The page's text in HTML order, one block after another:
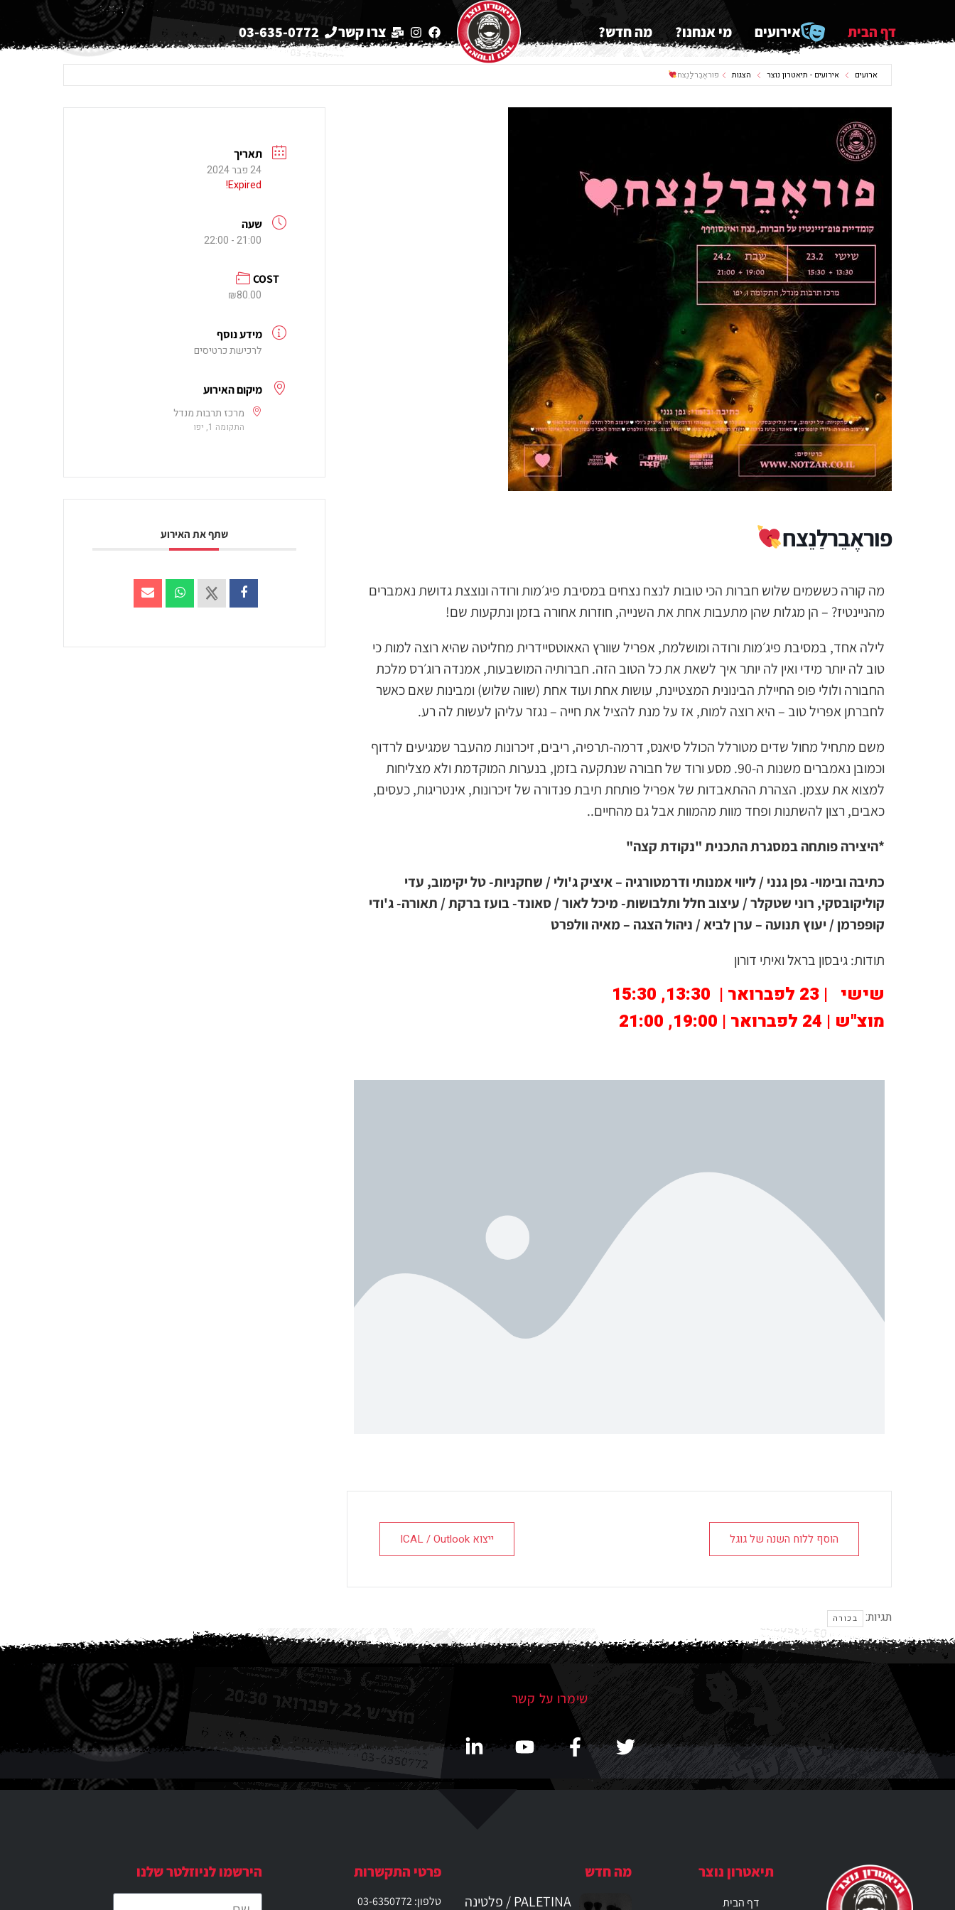
דף הבית אירועים מי אנחנו? מה חדש? צרו קשר 03-635-0772
ארועים אירועים - תיאטרון נוצר הצגות פוראֶבֵרלַנֵצח
פוראֶבֵרלַנֵצח
מה קורה כששמים שלוש חברות הכי טובות לנצח נצחים במסיבת פיג׳מות ורודה ונוצצת גדושת נאמברים
מהניינטיז? – הן מגלות שהן מתעבות אחת את השנייה, חוזרות אחורה בזמן ונתקעות שם!
לילה אחד, במסיבת פיג׳מות ורודה ומושלמת, אפריל שוורץ האאוטסיידרית מחליטה שהיא רוצה למות כי
טוב לה יותר מידי ואין לה יותר איך לשאת את כל הטוב הזה. חברותיה המושבעות, אמנדה רוג׳רס מלכת
החבורה ולולי פופ החיילת הבינונית המצטיינת, עושות אחת ועוד אחת (שווה שלוש) ומבינות שאם כאשר
לחברתן אפריל טוב – היא רוצה למות, אז על מנת להציל את חייה – נגזר עליהן לעשות לה רע.
משם מתחיל מחול שדים מטורלל הכולל סיאנס, דרמה-תרפיה, ריבים, זיכרונות מהעבר שמגיעים לרדוף
וכמובן נאמברים משנות ה-90. מסע ורוד של חבורה שנתקעה בזמן, בנערות המוקדמת ולא מצליחות
למצוא את עצמן. הצהרת ההתאבדות של אפריל פותחת תיבת פנדורה של זיכרונות, אינטריגות, כעסים,
כאבים, רצון להשתנות ופחד מוות מהמוות אבל גם מהחיים..
*היצירה פותחה במסגרת התכנית "נקודת קצה"
כתיבה ובימוי- גפן גנני / ליווי אמנותי ודרמטורגיה – איציק ג'ולי / שחקניות- טל יקימוב, עדי
קוליקובסקי, רוני שטקלר / עיצוב חלל ותלבושות- מיכל לאור / סאונד- בועז ברקת / תאורה- ג'ודי
קופפרמן / יעוץ תנועה – ערן לביא / ניהול הצגה – מאיה וולפרט
תודות: גיבסון בראל ואיתי דורון
שישי | 23 לפברואר | 13:30, 15:30
מוצ"ש | 24 לפברואר | 19:00, 21:00
הוסף ללוח השנה של גוגל ייצוא ICAL / Outlook
תגיות: בכורה
תאריך
24 פבר 2024
Expired!
שעה
21:00 - 22:00
COST
₪80.00
מידע נוסף
לרכישת כרטיסים
מיקום האירוע
מרכז תרבות מנדל
התקומה 1, יפו
שתף את האירוע
שימרו על קשר
תיאטרון נוצר
דף הבית
מה חדש
PALETINA / פלטינה
פרטי התקשרות
טלפון: 03-6350772
הירשמו לניוזלטר שלנו